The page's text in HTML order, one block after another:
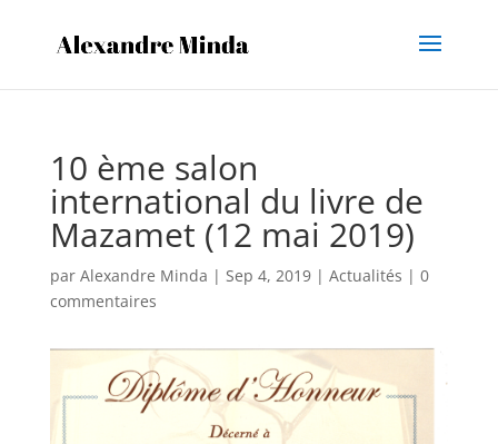
10 ème salon
international du livre de
Mazamet (12 mai 2019)
par Alexandre Minda | Sep 4, 2019| Actualités | 0
commentaires